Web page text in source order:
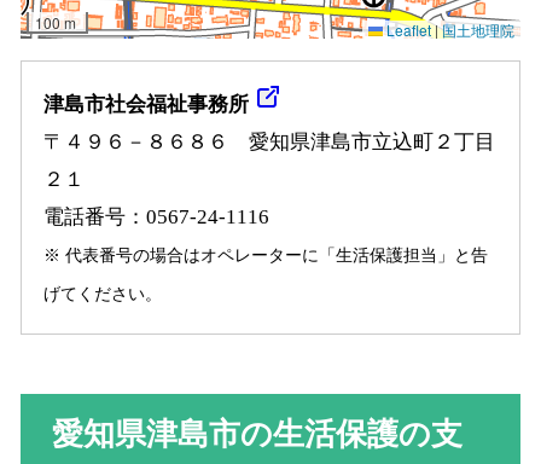
津島市社会福祉事務所
〒４９６－８６８６ 愛知県津島市立込町２丁目
２１
電話番号：0567-24-1116
※ 代表番号の場合はオペレーターに「生活保護担当」と告
げてください。
愛知県津島市の生活保護の支